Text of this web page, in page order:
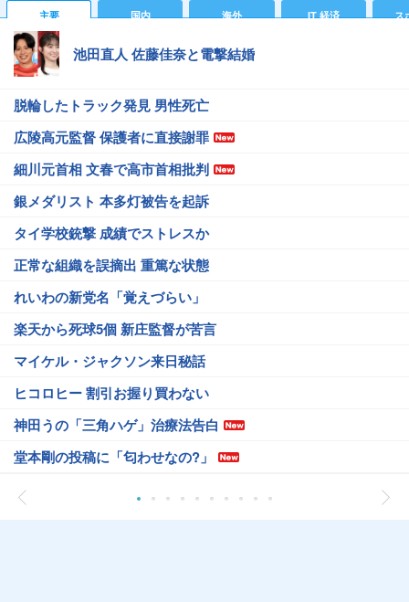
主要 国内 海外 IT 経済 ス
池田直人 佐藤佳奈と電撃結婚
脱輪したトラック発見 男性死亡
広陵高元監督 保護者に直接謝罪
細川元首相 文春で高市首相批判
銀メダリスト 本多灯被告を起訴
タイ学校銃撃 成績でストレスか
正常な組織を誤摘出 重篤な状態
れいわの新党名「覚えづらい」
楽天から死球5個 新庄監督が苦言
マイケル・ジャクソン来日秘話
ヒコロヒー 割引お握り買わない
神田うの「三角ハゲ」治療法告白
堂本剛の投稿に「匂わせなの?」